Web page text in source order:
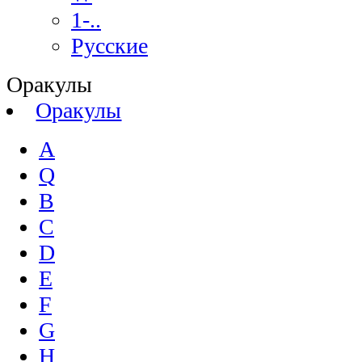
1-..
Русские
Оракулы
Оракулы
A
Q
B
C
D
E
F
G
H